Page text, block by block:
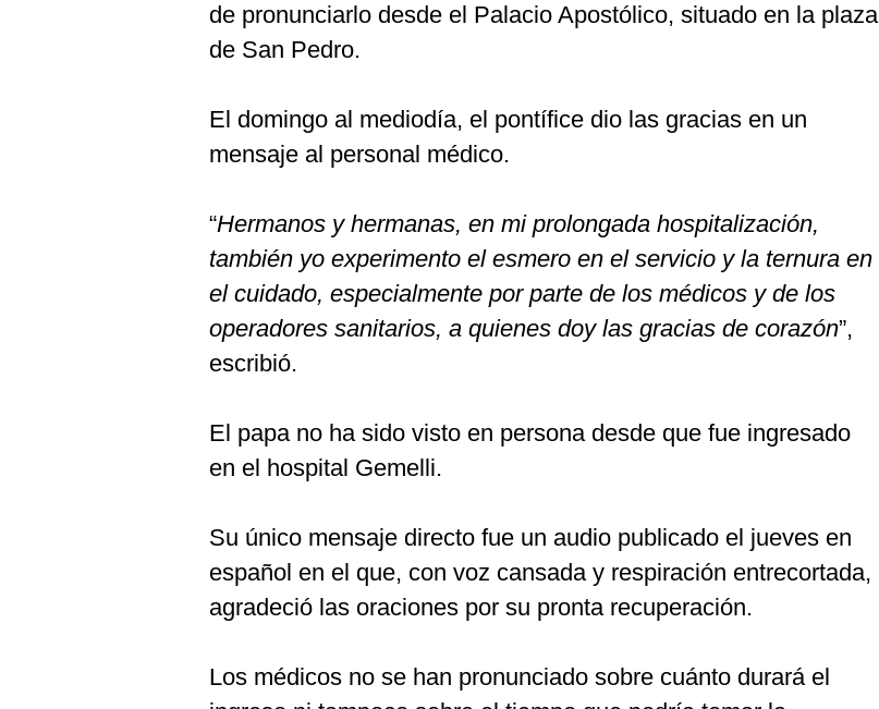
de pronunciarlo desde el Palacio Apostólico, situado en la plaza
de San Pedro.
El domingo al mediodía, el pontífice dio las gracias en un
mensaje al personal médico.
“Hermanos y hermanas, en mi prolongada hospitalización,
también yo experimento el esmero en el servicio y la ternura en
el cuidado, especialmente por parte de los médicos y de los
operadores sanitarios, a quienes doy las gracias de corazón”,
escribió.
El papa no ha sido visto en persona desde que fue ingresado
en el hospital Gemelli.
Su único mensaje directo fue un audio publicado el jueves en
español en el que, con voz cansada y respiración entrecortada,
agradeció las oraciones por su pronta recuperación.
Los médicos no se han pronunciado sobre cuánto durará el